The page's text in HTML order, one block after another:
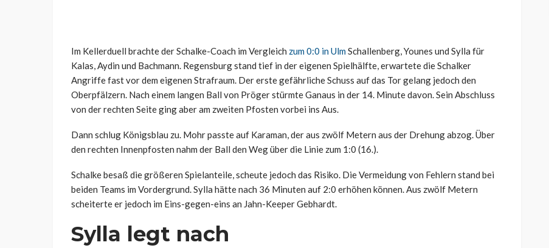
Im Kellerduell brachte der Schalke-Coach im Vergleich zum 0:0 in UlmSchallenberg, Younes und Sylla für
Kalas, Aydin und Bachmann. Regensburg stand tief in der eigenen Spielhälfte, erwartete die Schalker
Angriffe fast vor dem eigenen Strafraum. Der erste gefährliche Schuss auf das Tor gelang jedoch den
Oberpfälzern. Nach einem langen Ball von Pröger stürmte Ganaus in der 14. Minute davon. Sein Abschluss
von der rechten Seite ging aber am zweiten Pfosten vorbei ins Aus.
Dann schlug Königsblau zu. Mohr passte auf Karaman, der aus zwölf Metern aus der Drehung abzog. Über
den rechten Innenpfosten nahm der Ball den Weg über die Linie zum 1:0 (16.).
Schalke besaß die größeren Spielanteile, scheute jedoch das Risiko. Die Vermeidung von Fehlern stand bei
beiden Teams im Vordergrund. Sylla hätte nach 36 Minuten auf 2:0 erhöhen können. Aus zwölf Metern
scheiterte er jedoch im Eins-gegen-eins an Jahn-Keeper Gebhardt.
Sylla legt nach